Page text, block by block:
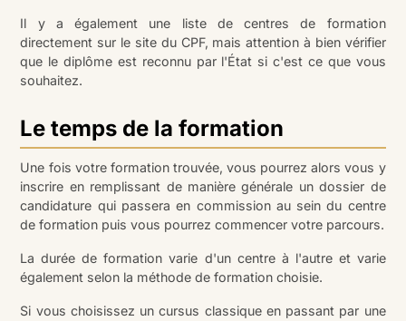
Il y a également une liste de centres de formation
directement sur le site du CPF, mais attention à bien vérifier
que le diplôme est reconnu par l'État si c'est ce que vous
souhaitez.
Le temps de la formation
Une fois votre formation trouvée, vous pourrez alors vous y
inscrire en remplissant de manière générale un dossier de
candidature qui passera en commission au sein du centre
de formation puis vous pourrez commencer votre parcours.
La durée de formation varie d'un centre à l'autre et varie
également selon la méthode de formation choisie.
Si vous choisissez un cursus classique en passant par une